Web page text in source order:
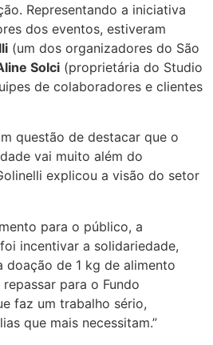
Representando a iniciativa
dos eventos, estiveram
(um dos organizadores do São
Solci (proprietária do Studio
de colaboradores e clientes
questão de destacar que o
vai muito além do
explicou a visão do setor
para o público, a
incentivar a solidariedade,
doação de 1 kg de alimento
para o Fundo
faz um trabalho sério,
que mais necessitam.”